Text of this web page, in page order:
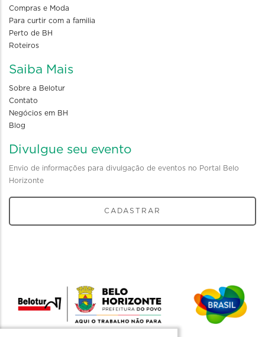
Compras e Moda
Para curtir com a familia
Perto de BH
Roteiros
Saiba Mais
Sobre a Belotur
Contato
Negócios em BH
Blog
Divulgue seu evento
Envio de informações para divulgação de eventos no Portal Belo
Horizonte
CADASTRAR